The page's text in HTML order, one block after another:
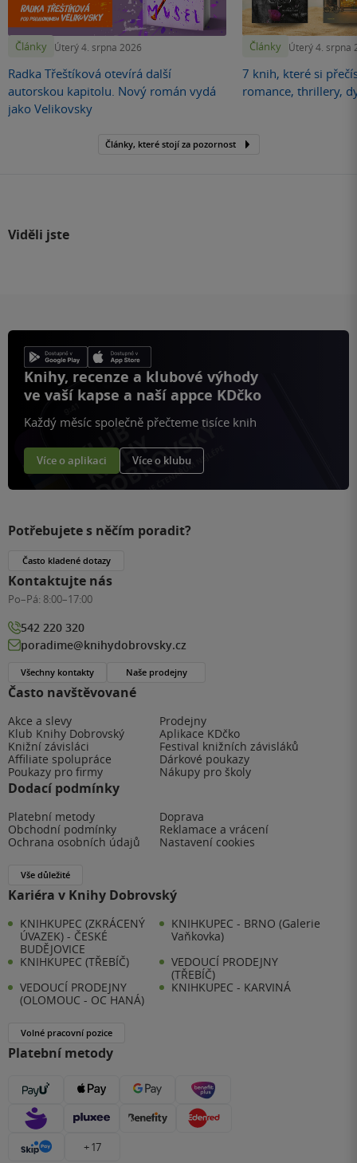
Články Úterý 4. srpna 2026
Radka Třeštíková otevírá další
autorskou kapitolu. Nový román vydá
jako Velikovsky
Články Úterý 4. srpna
7 knih, které si
romance, thrillery,
Články, které stojí za pozornost
Viděli jste
Knihy, recenze a klubové výhody
ve vaší kapse a naší appce KDčko
Každý měsíc společně přečteme tisíce knih
Více o aplikaci Více o klubu
Často navštěvované
Akce a slevy
Prodejny
Klub Knihy Dobrovský
Aplikace KDčko
Knižní závisláci
Festival knižních závisláků
Affiliate spolupráce
Dárkové poukazy
Poukazy pro firmy
Nákupy pro školy
Dodací podmínky
Platební metody
Doprava
Obchodní podmínky
Reklamace a vrácení
Ochrana osobních údajů
Nastavení cookies
Vše důležité
Kariéra v Knihy Dobrovský
KNIHKUPEC (ZKRÁCENÝ
ÚVAZEK) - ČESKÉ
BUDĚJOVICE
KNIHKUPEC - BRNO (Galerie
Vaňkovka)
KNIHKUPEC (TŘEBÍČ)
VEDOUCÍ PRODEJNY
(TŘEBÍČ)
VEDOUCÍ PRODEJNY
(OLOMOUC - OC HANÁ)
KNIHKUPEC - KARVINÁ
Volné pracovní pozice
Platební metody
+ 17
Potřebujete s něčím poradit?
Často kladené dotazy
Kontaktujte nás
Po–Pá: 8:00–17:00
542 220 320
poradime@knihydobrovsky.cz
Všechny kontakty Naše prodejny